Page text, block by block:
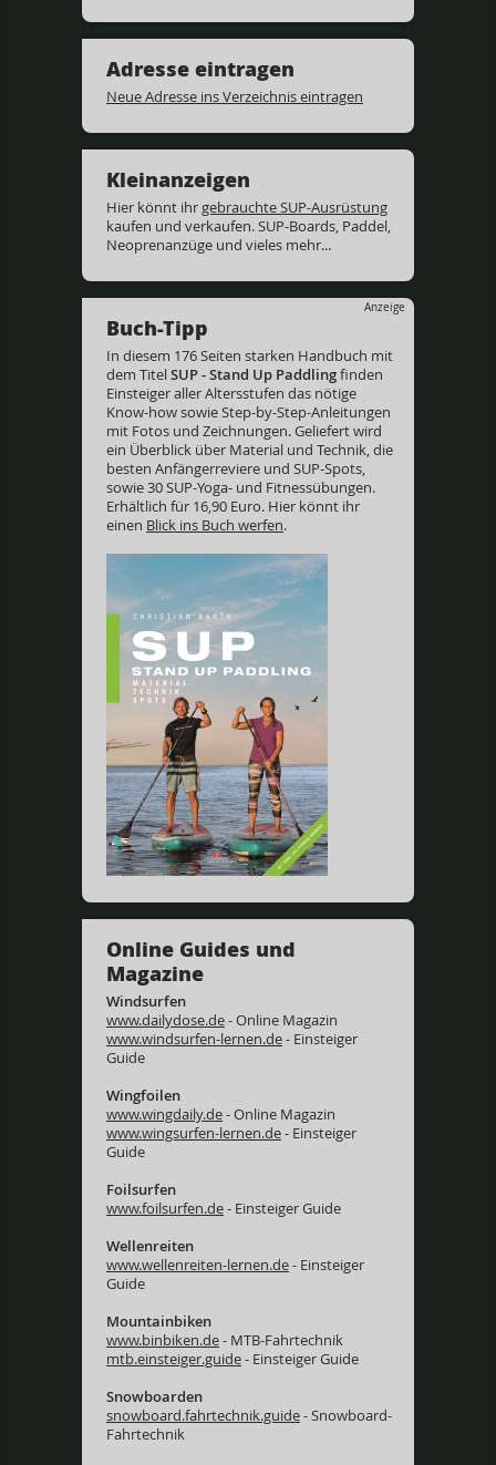
Adresse eintragen
Neue Adresse ins Verzeichnis eintragen
Kleinanzeigen
Hier könnt ihrgebrauchte SUP-Ausrüstung
kaufen und verkaufen. SUP-Boards, Paddel,
Neoprenanzüge und vieles mehr...
Anzeige
Buch-Tipp
In diesem 176 Seiten starken Handbuch mit
dem TitelSUP - Stand Up Paddlingfinden
Einsteiger aller Altersstufen das nötige
Know-how sowie Step-by-Step-Anleitungen
mit Fotos und Zeichnungen. Geliefert wird
ein Überblick über Material und Technik, die
besten Anfängerreviere und SUP-Spots,
sowie 30 SUP-Yoga- und Fitnessübungen.
Erhältlich für 16,90 Euro. Hier könnt ihr
einen Blick ins Buch werfen.
Online Guides und
Magazine
Windsurfen
www.dailydose.de- Online Magazin
www.windsurfen-lernen.de- Einsteiger
Guide
Wingfoilen
www.wingdaily.de- Online Magazin
www.wingsurfen-lernen.de- Einsteiger
Guide
Foilsurfen
www.foilsurfen.de- Einsteiger Guide
Wellenreiten
www.wellenreiten-lernen.de- Einsteiger
Guide
Mountainbiken
www.binbiken.de- MTB-Fahrtechnik
mtb.einsteiger.guide- Einsteiger Guide
Snowboarden
snowboard.fahrtechnik.guide- Snowboard-
Fahrtechnik